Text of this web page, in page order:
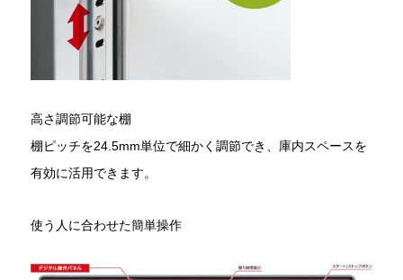
高さ調節可能な棚
棚ピッチを24.5mm単位で細かく調節でき、庫内スペースを
有効に活用できます。
使う人に合わせた簡単操作